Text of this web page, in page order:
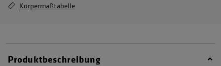
Körpermaßtabelle
Produktbeschreibung